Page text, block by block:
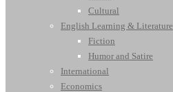
Cultural
English Learning & Literature
Fiction
Humor and Satire
International
Economics